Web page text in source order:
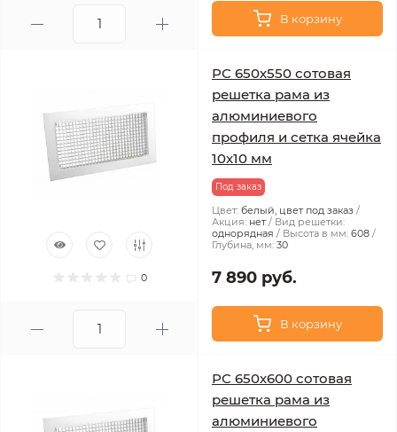
В корзину
0
РС 650х550 сотовая
решетка рама из
алюминиевого
профиля и сетка ячейка
10x10 мм
Под заказ
Цвет: белый, цвет под заказ
Акция: нет
Вид решетки:
однорядная
Высота в мм: 608
Глубина, мм: 30
7 890 руб.
В корзину
РС 650х600 сотовая
решетка рама из
алюминиевого